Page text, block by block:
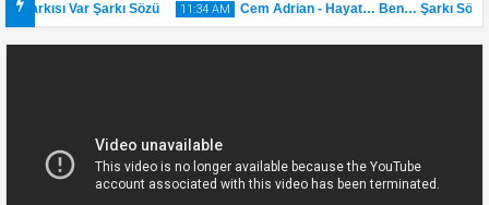
Var Şarkı Sözü 11:34 AM
31 2025
Cem Adrian - Hayat… Ben… Şarkı Sözü